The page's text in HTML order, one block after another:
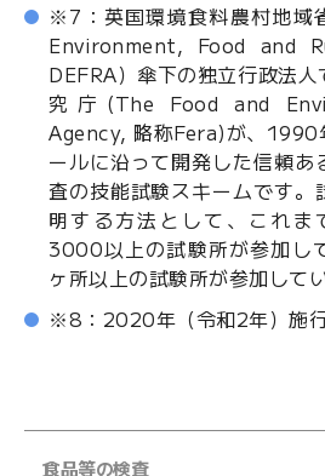
※7：英国環境食料農村地
Environment, Food and
DEFRA）傘下の独立行政法
究庁(The Food and
Agency, 略称Fera)が、1990
ールに沿って開発した信頼あ
査の技能試験スキームです。
明する方法として、これま
3000以上の試験所が参加し
ヶ所以上の試験所が参加して
※8：2020年（令和2年）施
食品等の検査